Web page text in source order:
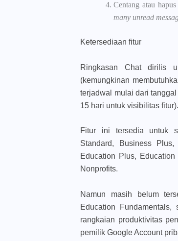
Centang atau
many unread
Ketersediaan fitur
Ringkasan Chat dirilis
(kemungkinan
terjadwal mulai dari
15 hari untuk visibilitas
Fitur ini tersedia untuk
Standard, Business
Education Plus,
Nonprofits.
Namun masih belum
Education
rangkaian produktivitas
pemilik Google Account